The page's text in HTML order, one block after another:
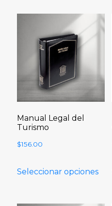
Manual Legal del
Turismo
$156.00
Seleccionar opciones